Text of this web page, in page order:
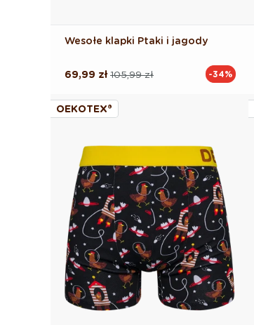
Wesołe klapki Ptaki i jagody
Cena
105,99 zł
Cena
69,99 zł -34%
OEKOTEX®